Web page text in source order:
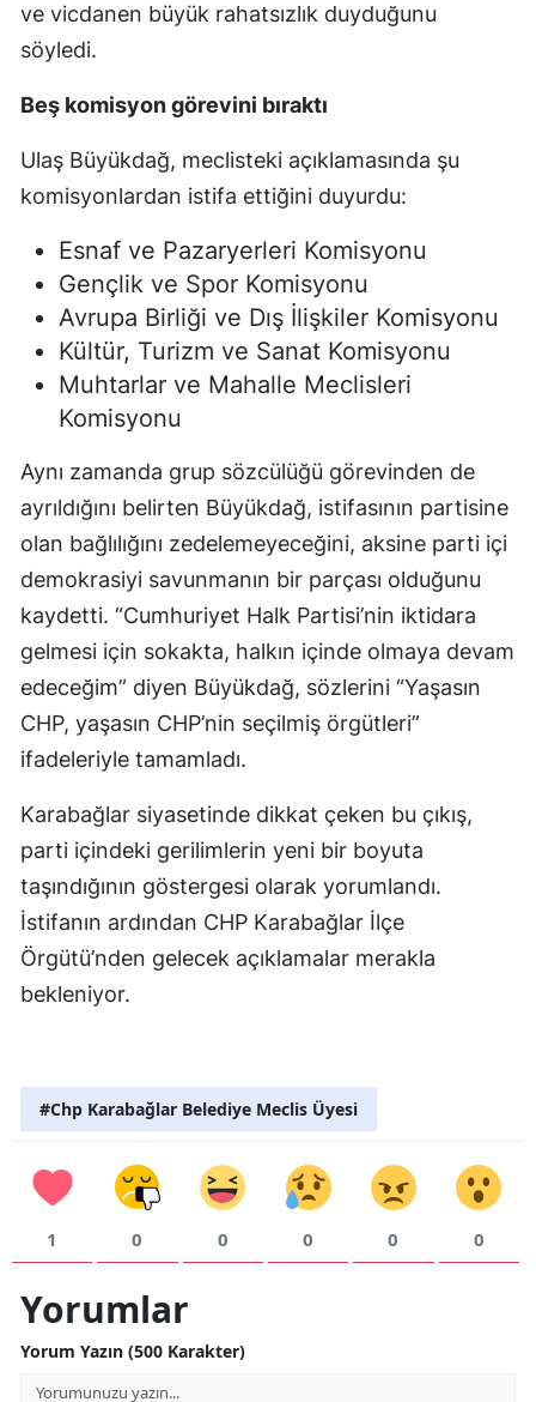
ve vicdanen büyük rahatsızlık duyduğunu
söyledi.
Beş komisyon görevini bıraktı
Ulaş Büyükdağ, meclisteki açıklamasında şu
komisyonlardan istifa ettiğini duyurdu:
Esnaf ve Pazaryerleri Komisyonu
Gençlik ve Spor Komisyonu
Avrupa Birliği ve Dış İlişkiler Komisyonu
Kültür, Turizm ve Sanat Komisyonu
Muhtarlar ve Mahalle Meclisleri
Komisyonu
Aynı zamanda grup sözcülüğü görevinden de
ayrıldığını belirten Büyükdağ, istifasının partisine
olan bağlılığını zedelemeyeceğini, aksine parti içi
demokrasiyi savunmanın bir parçası olduğunu
kaydetti. “Cumhuriyet Halk Partisi’nin iktidara
gelmesi için sokakta, halkın içinde olmaya devam
edeceğim” diyen Büyükdağ, sözlerini “Yaşasın
CHP, yaşasın CHP’nin seçilmiş örgütleri”
ifadeleriyle tamamladı.
Karabağlar siyasetinde dikkat çeken bu çıkış,
parti içindeki gerilimlerin yeni bir boyuta
taşındığının göstergesi olarak yorumlandı.
İstifanın ardından CHP Karabağlar İlçe
Örgütü’nden gelecek açıklamalar merakla
bekleniyor.
#Chp Karabağlar Belediye Meclis Üyesi
1 0 0 0 0 0
Yorumlar
Yorum Yazın (500 Karakter)